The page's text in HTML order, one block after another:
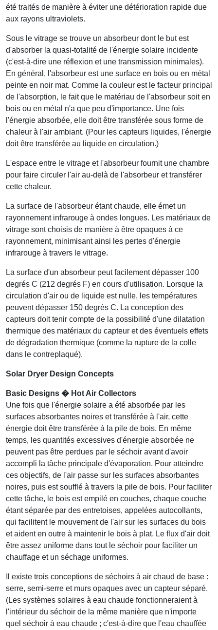
été traités de manière à éviter une détérioration rapide due
aux rayons ultraviolets.
Sous le vitrage se trouve un absorbeur dont le but est
d'absorber la quasi-totalité de l'énergie solaire incidente
(c'est-à-dire une réflexion et une transmission minimales).
En général, l'absorbeur est une surface en bois ou en métal
peinte en noir mat. Comme la couleur est le facteur principal
de l'absorption, le fait que le matériau de l'absorbeur soit en
bois ou en métal n'a que peu d'importance. Une fois
l'énergie absorbée, elle doit être transférée sous forme de
chaleur à l'air ambiant. (Pour les capteurs liquides, l'énergie
doit être transférée au liquide en circulation.)
L'espace entre le vitrage et l'absorbeur fournit une chambre
pour faire circuler l'air au-delà de l'absorbeur et transférer
cette chaleur.
La surface de l'absorbeur étant chaude, elle émet un
rayonnement infrarouge à ondes longues. Les matériaux de
vitrage sont choisis de manière à être opaques à ce
rayonnement, minimisant ainsi les pertes d'énergie
infrarouge à travers le vitrage.
La surface d'un absorbeur peut facilement dépasser 100
degrés C (212 degrés F) en cours d'utilisation. Lorsque la
circulation d'air ou de liquide est nulle, les températures
peuvent dépasser 150 degrés C. La conception des
capteurs doit tenir compte de la possibilité d'une dilatation
thermique des matériaux du capteur et des éventuels effets
de dégradation thermique (comme la rupture de la colle
dans le contreplaqué).
Solar Dryer Design Concepts
Basic Designs � Hot Air Collectors
Une fois que l'énergie solaire a été absorbée par les
surfaces absorbantes noires et transférée à l'air, cette
énergie doit être transférée à la pile de bois. En même
temps, les quantités excessives d'énergie absorbée ne
peuvent pas être perdues par le séchoir avant d'avoir
accompli la tâche principale d'évaporation. Pour atteindre
ces objectifs, de l'air passe sur les surfaces absorbantes
noires, puis est soufflé à travers la pile de bois. Pour faciliter
cette tâche, le bois est empilé en couches, chaque couche
étant séparée par des entretoises, appelées autocollants,
qui facilitent le mouvement de l'air sur les surfaces du bois
et aident en outre à maintenir le bois à plat. Le flux d'air doit
être assez uniforme dans tout le séchoir pour faciliter un
chauffage et un séchage uniformes.
Il existe trois conceptions de séchoirs à air chaud de base :
serre, semi-serre et murs opaques avec un capteur séparé.
(Les systèmes solaires à eau chaude fonctionneraient à
l'intérieur du séchoir de la même manière que n'importe
quel séchoir à eau chaude ; c'est-à-dire que l'eau chauffée